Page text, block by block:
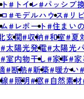
トイレ
パッシブ
モデルハウス
リ
レポート 住まい
玄関 収納 和室 夏
太陽光発電 太陽光
室内物干し 家事
断熱 新築 暖かい
照明 窓 自然素材